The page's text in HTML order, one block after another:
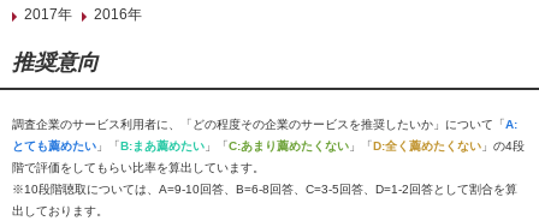
2017年
2016年
推奨意向
調査企業のサービス利用者に、「どの程度その企業のサービスを推奨したいか」について「A:
とても薦めたい 」「B:まあ薦めたい 」「C:あまり薦めたくない 」「D:全く薦めたくない 」の4段
階で評価をしてもらい比率を算出しています。
※10段階聴取については、A=9-10回答、B=6-8回答、C=3-5回答、D=1-2回答として割合を算
出しております。